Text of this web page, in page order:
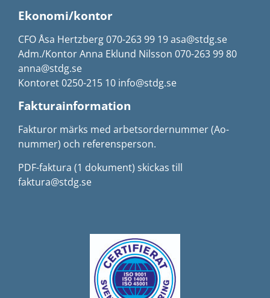
Ekonomi/kontor
CFO Åsa Hertzberg 070-263 99 19 asa@stdg.se
Adm./Kontor Anna Eklund Nilsson 070-263 99 80
anna@stdg.se
Kontoret 0250-215 10 info@stdg.se
Fakturainformation
Fakturor märks med arbetsordernummer (Ao-
nummer) och referensperson.
PDF-faktura (1 dokument) skickas till
faktura@stdg.se